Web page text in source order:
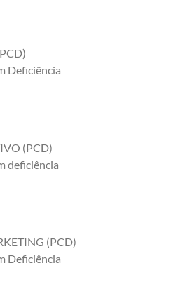
Deficiência
(PCD)
deficiência
(PCD)
Deficiência